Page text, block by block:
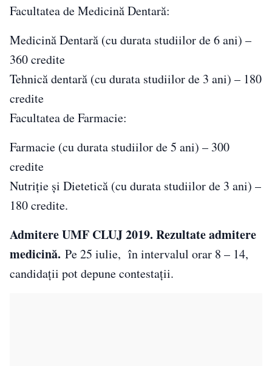
Facultatea de Medicină Dentară:
Medicină Dentară (cu durata studiilor de 6 ani) –
360 credite
Tehnică dentară (cu durata studiilor de 3 ani) – 180
credite
Facultatea de Farmacie:
Farmacie (cu durata studiilor de 5 ani) – 300
credite
Nutriţie şi Dietetică (cu durata studiilor de 3 ani) –
180 credite.
Admitere UMF CLUJ 2019. Rezultate admitere
medicină. Pe 25 iulie, în intervalul orar 8 – 14,
candidații pot depune contestaţii.